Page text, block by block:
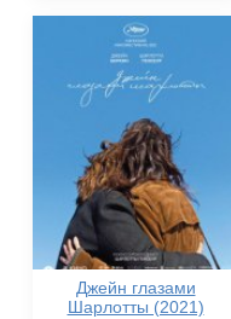
Джейн глазами
Шарлотты (2021)